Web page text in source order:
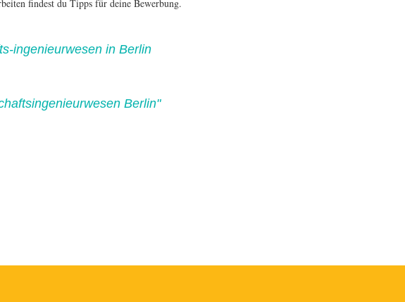
findest du Tipps für deine Bewerbung.
ingenieurwesen in Berlin
Berlin"